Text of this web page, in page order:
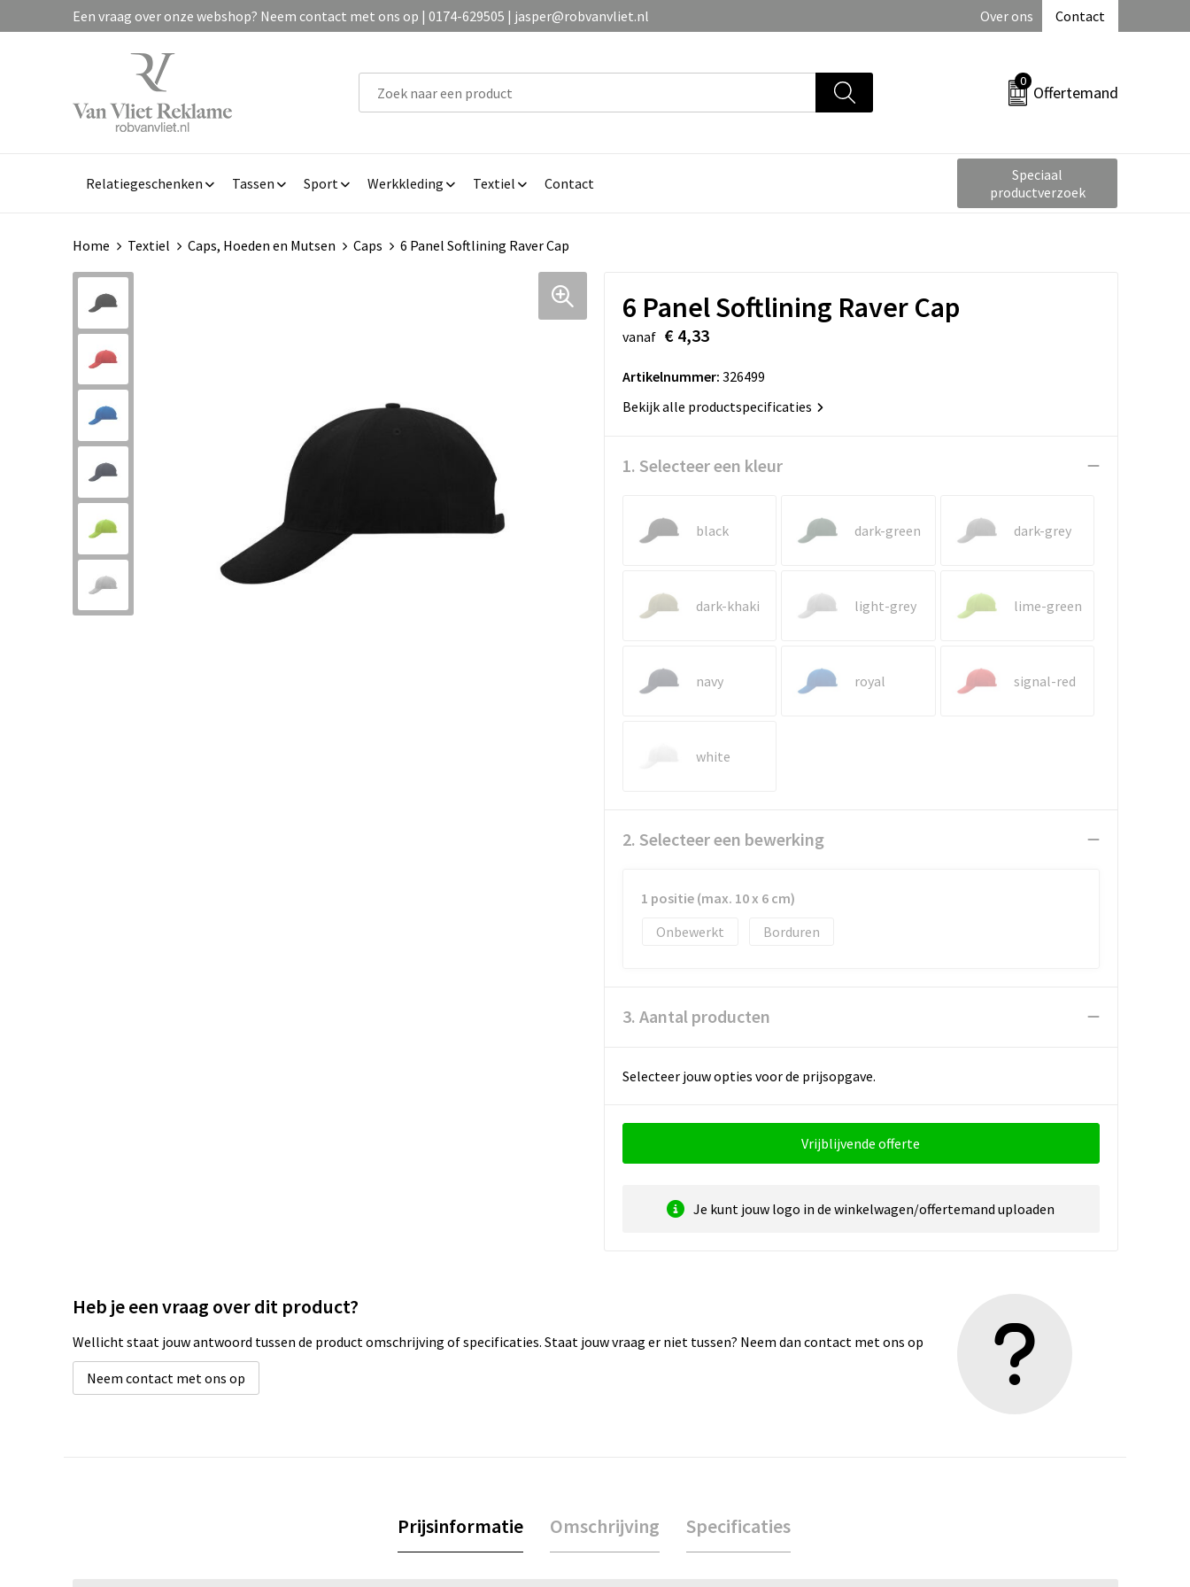
Een vraag over onze webshop? Neem contact met ons op | 0174-629505 | jasper@robvanvliet.nl Over ons Contact
0
Offertemand
Relatiegeschenken Tassen Sport Werkkleding Textiel Contact
Speciaal
productverzoek
Home Textiel Caps, Hoeden en Mutsen Caps 6 Panel Softlining Raver Cap
6 Panel Softlining Raver Cap
vanaf € 4,33
Artikelnummer: 326499
Bekijk alle productspecificaties
1. Selecteer een kleur
black dark-green dark-grey
dark-khaki light-grey lime-green
navy royal signal-red
white
2. Selecteer een bewerking
1 positie (max. 10 x 6 cm)
Onbewerkt
Borduren
3. Aantal producten
Selecteer jouw opties voor de prijsopgave.
Vrijblijvende offerte
Je kunt jouw logo in de winkelwagen/offertemand uploaden
Heb je een vraag over dit product?
Wellicht staat jouw antwoord tussen de product omschrijving of specificaties. Staat jouw vraag er niet tussen? Neem dan contact met ons op
Neem contact met ons op
Prijsinformatie Omschrijving Specificaties